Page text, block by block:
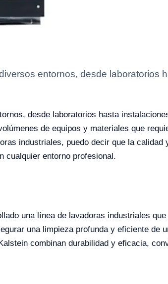
entornos, desde laboratorios
desde laboratorios hasta
de equipos y materiales que
industriales, puedo decir que la calidad
cualquier entorno profesional.
una línea de lavadoras industriales
una limpieza profunda y eficiente de
combinan durabilidad y eficacia,